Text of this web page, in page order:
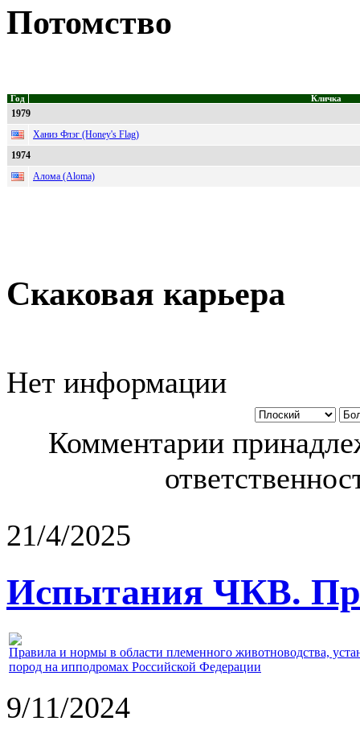
Потомство
Год Кличка
1979
Ханиз Флэг (Honey's Flag)
1974
Алома (Aloma)
Скаковая карьера
Нет информации
Комментарии
21/4/2025
Испытания ЧКВ.
Правила и нормы в области племенного животноводства,
пород на ипподромах Российской Федерации
9/11/2024